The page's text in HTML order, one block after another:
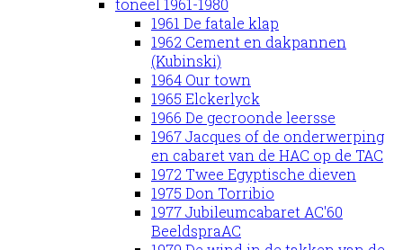
toneel 1961-1980
1961 De fatale klap
1962 Cement en dakpannen
(Kubinski)
1964 Our town
1965 Elckerlyck
1966 De gecroonde leersse
1967 Jacques of de onderwerping
en cabaret van de HAC op de TAC
1972 Twee Egyptische dieven
1975 Don Torribio
1977 Jubileumcabaret AC'60
BeeldspraAC